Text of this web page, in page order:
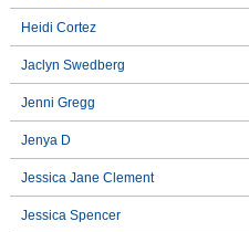
Heidi Cortez
Jaclyn Swedberg
Jenni Gregg
Jenya D
Jessica Jane Clement
Jessica Spencer